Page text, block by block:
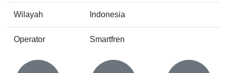
Wilayah Indonesia
Operator Smartfren